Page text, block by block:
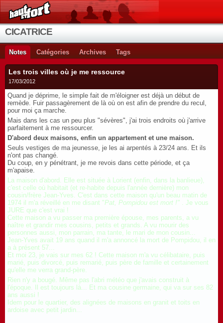
CICATRICE
Notes Catégories Archives Tags
Les trois villes où je me ressource
17/03/2012
Quand je déprime, le simple fait de m'éloigner est déjà un début de
remède. Fuir passagèrement de là où on est afin de prendre du recul,
pour moi ça marche.
Mais dans les cas un peu plus "sévères", j'ai trois endroits où j'arrive
parfaitement à me ressourcer.
D'abord deux maisons, enfin un appartement et une maison.
Seuls vestiges de ma jeunesse, je les ai arpentés à 23/24 ans. Et ils
n'ont pas changé.
Du coup, en y pénétrant, je me revois dans cette période, et ça
m'apaise.
La maison d'abord. Elle est située à Lorient (enfin, dans la banlieue),
c'est celle où habitait (et re-habite depuis l'année dernière) mon
cousin/frère Jean-Yves. C'est dans cette maison qu'un beau matin de
1974 il m'a réveillé en me disant "Pat, Pompidou est mort !" . Je vous
JURE que c'est vrai !
Cette maison a vu passer ma première épouse, mes parents, a vu
naître et grandir mes cousins, petits et grands. A vu mourir des
personnes aussi, mon parrain, ma tante, le mari de mon cousin...
Jean-Yves avait 19 ans quand il m'a annoncé la mort de Pompidou, il en
a à présent 57...
Et moi 23, je vais sur mes 62 ! Cette maison m'a vu célibataire, puis
marié, puis divorcé, puis remarié, puis père de famille et certainement
qu'elle me verra grand-père.
Rien n'y a bougé. Même pas l'abri météo que j'avais construit à
l'époque. Il est toujours là... Et ma cousine germaine, qui va sur ses 82
ans aussi !
Idem pour le quartier, des alignées de maisons en granit et toits en
ardoise avec petit jardin...